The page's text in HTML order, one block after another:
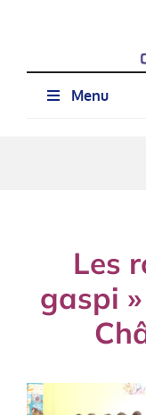
Menu
Les
gaspi